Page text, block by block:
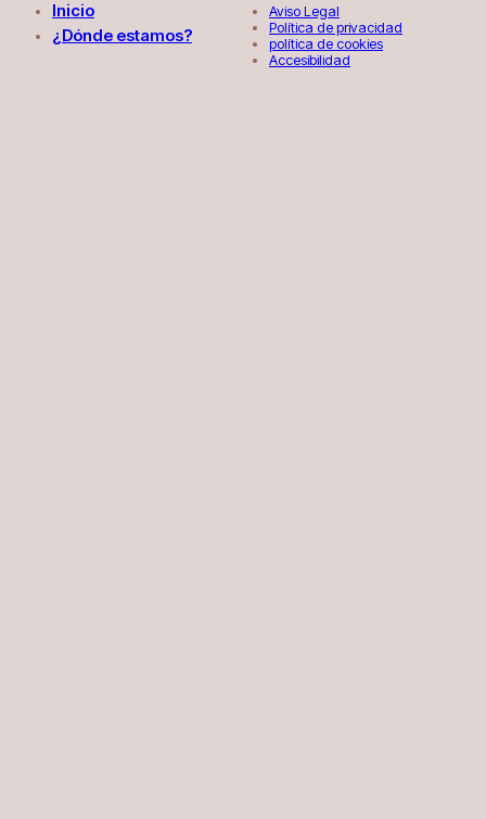
Inicio
¿Dónde estamos?
Aviso Legal
Política de privacidad
política de cookies
Accesibilidad